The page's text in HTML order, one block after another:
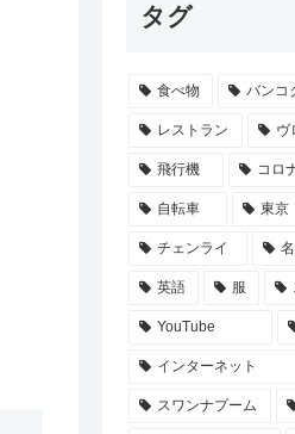
タグ
食べ物 バンコ
レストラン ヴ
飛行機 コロ
自転車 東京
チェンライ
英語 服
YouTube
インターネット
スワンナプーム